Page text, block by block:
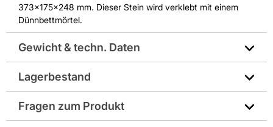
373x175x248 mm. Dieser Stein wird verklebt mit einem
Dünnbettmörtel.
Gewicht & techn. Daten
Druckbelastbarkeit: 1,4/12
Gewicht pro Verkaufseinheit: 2029,0 kg
Lagerbestand
Fragen zum Produkt